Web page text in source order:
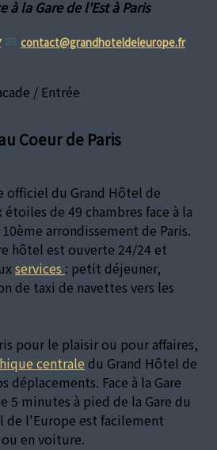
à la Gare de l'Est à Paris
contact@grandhoteldeleurope.fr
Coeur de Paris
officiel du Grand Hôtel de
de 49 chambres face à la
arrondissement de Paris.
hôtel est ouverte 24/24 et
services : petit déjeuner,
de taxi de navettes vers les
pour le plaisir ou pour affaires,
centrale du Grand Hôtel de
déplacements. Face à la Gare
5 minutes à pied de la Gare du
de l'Europe est facilement
en voiture.